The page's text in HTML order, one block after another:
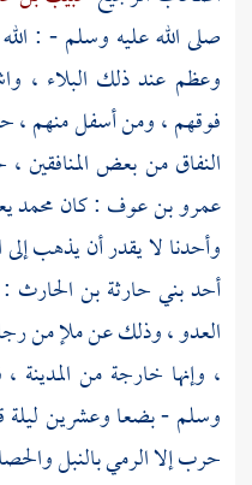
صلى الله عليه وسلم - :
وعظم عند ذلك البلاء ،
فوقهم ، ومن أسفل منهم
النفاق من بعض المنافقين
عمرو بن عوف :كانمحمد
وأحدنا لا يقدر أن يذهب
أحد بني حارثة بن الحارث :
العدو ، وذلك عن ملإ من
، وإنها خارجة من المدينة ،
وسلم - بضعا وعشرين ليلة
حرب إلا الرمي بالنبل